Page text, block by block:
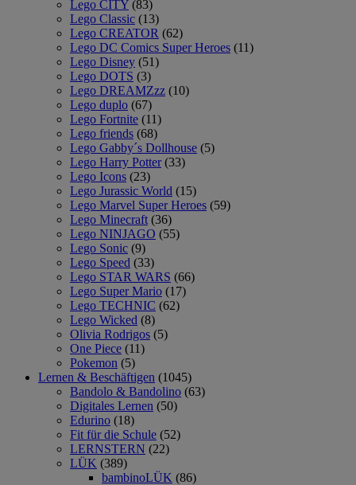
Lego CITY (83)
Lego Classic (13)
Lego CREATOR (62)
Lego DC Comics Super Heroes (11)
Lego Disney (51)
Lego DOTS (3)
Lego DREAMZzz (10)
Lego duplo (67)
Lego Fortnite (11)
Lego friends (68)
Lego Gabby´s Dollhouse (5)
Lego Harry Potter (33)
Lego Icons (23)
Lego Jurassic World (15)
Lego Marvel Super Heroes (59)
Lego Minecraft (36)
Lego NINJAGO (55)
Lego Sonic (9)
Lego Speed (33)
Lego STAR WARS (66)
Lego Super Mario (17)
Lego TECHNIC (62)
Lego Wicked (8)
Olivia Rodrigos (5)
One Piece (11)
Pokemon (5)
Lernen & Beschäftigen (1045)
Bandolo & Bandolino (63)
Digitales Lernen (50)
Edurino (18)
Fit für die Schule (52)
LERNSTERN (22)
LÜK (389)
bambinoLÜK (86)